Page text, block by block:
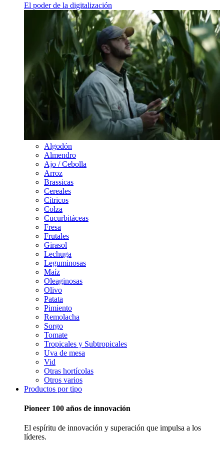
El poder de la digitalización
Algodón
Almendro
Ajo / Cebolla
Arroz
Brassicas
Cereales
Cítricos
Colza
Cucurbitáceas
Fresa
Frutales
Girasol
Lechuga
Leguminosas
Maíz
Oleaginosas
Olivo
Patata
Pimiento
Remolacha
Sorgo
Tomate
Tropicales y Subtropicales
Uva de mesa
Vid
Otras hortícolas
Otros varios
Productos por tipo
Pioneer 100 años de innovación
El espíritu de innovación y superación que impulsa a los
líderes.